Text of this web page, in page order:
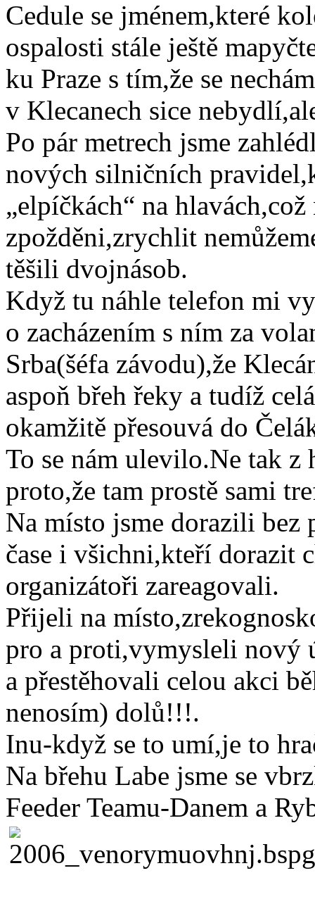
Cedule se jménem,které
ospalosti stále ještě
ku Praze s tím,že se
v Klecanech sice
Po pár metrech jsme
nových silničních
„elpíčkách“ na
zpožděni,zrychlit
těšili dvojnásob.
Když tu náhle telefon mi
o zacházením s ním za
Srba(šéfa závodu),že
aspoň břeh řeky a tudíž
okamžitě přesouvá do
To se nám ulevilo.Ne tak
proto,že tam prostě sami
Na místo jsme dorazili bez
čase i všichni,kteří dorazit
organizátoři zareagovali.
Přijeli na
pro a proti,vymysleli nový
a přestěhovali celou akci
nenosím) dolů!!!.
Inu-když se to umí,je to
Na břehu Labe jsme se
Feeder Teamu-Danem a